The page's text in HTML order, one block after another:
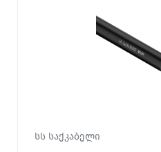
სს საქკაბელი